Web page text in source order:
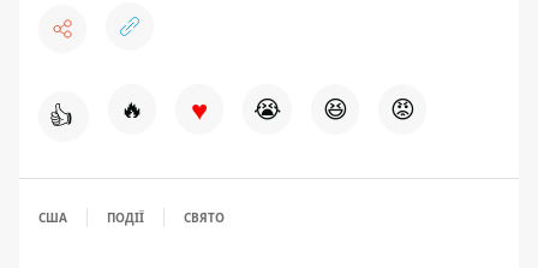
👍 🔥 ♥ 😭 😆 😡
США ПОДІЇ СВЯТО